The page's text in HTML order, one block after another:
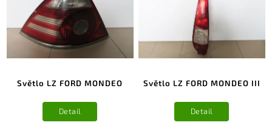
Světlo LZ FORD MONDEO
Detail
Světlo LZ FORD MONDEO III
Detail